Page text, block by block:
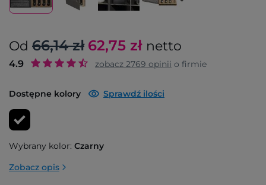
Od 66,14 zł 62,75 zł netto
4.9 zobacz 2769 opinii o firmie
Dostępne kolory Sprawdź ilości
Wybrany kolor: Czarny
Zobacz opis